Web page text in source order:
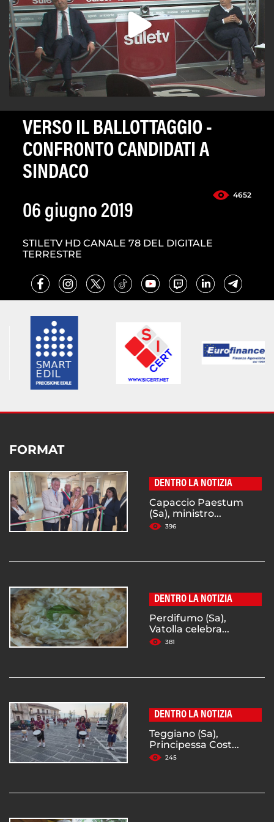
VERSO IL BALLOTTAGGIO -
CONFRONTO CANDIDATI A
SINDACO
4652
06 giugno 2019
STILETV HD CANALE 78 DEL DIGITALE
TERRESTRE
FORMAT
DENTRO LA NOTIZIA
Capaccio Paestum
(Sa), ministro...
396
DENTRO LA NOTIZIA
Perdifumo (Sa),
Vatolla celebra...
381
DENTRO LA NOTIZIA
Teggiano (Sa),
Principessa Cost...
245